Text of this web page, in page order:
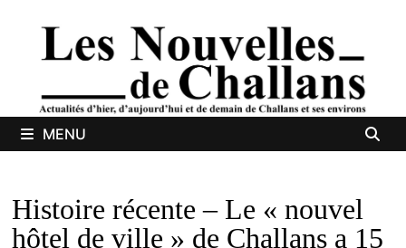
MENU
Histoire récente – Le « nouvel
hôtel de ville » de Challans a 15